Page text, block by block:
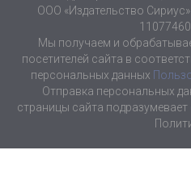
ООО «Издательство
Мы получаем и
посетителей сайта в
персональных данных
Отправка персональных
страницы сайта